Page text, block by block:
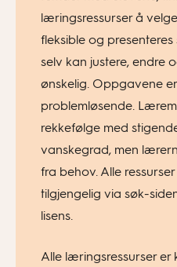
læringsressurser å
fleksible og
selv kan justere, endre
ønskelig. Oppgavene
problemløsende.
rekkefølge med
vanskegrad, men
fra behov. Alle
tilgjengelig via søk-
lisens.
Alle læringsressurser er